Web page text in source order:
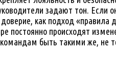
задают тон. Если
как подход
постоянно происходят
быть такими же, не